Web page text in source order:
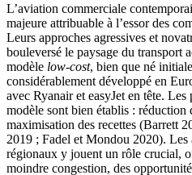
L’aviation commerciale
majeure attribuable à l’essor des
Leurs approches agressives et
bouleversé le paysage du transport
modèle low-cost, bien que né
considérablement développé en
avec Ryanair et easyJet en tête.
modèle sont bien établis : réduction
maximisation des recettes (Barrett
2019 ; Fadel et Mondou 2020). Les
régionaux y jouent un rôle crucial,
moindre congestion, des